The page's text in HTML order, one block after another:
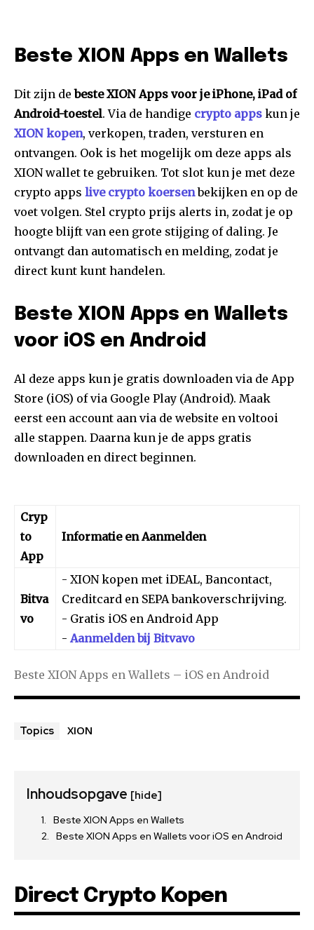
Beste XION Apps en Wallets
Dit zijn debeste XION Apps voor je iPhone, iPad of
Android-toestel. Via de handige crypto apps kun je
XION kopen, verkopen, traden, versturen en
ontvangen. Ook is het mogelijk om deze apps als
XION wallet te gebruiken. Tot slot kun je met deze
crypto apps live crypto koersenbekijken en op de
voet volgen. Stel crypto prijs alerts in, zodat je op
hoogte blijft van een grote stijging of daling. Je
ontvangt dan automatisch en melding, zodat je
direct kunt kunt handelen.
Beste XION Apps en Wallets
voor iOS en Android
Al deze apps kun je gratis downloaden via de App
Store (iOS) of via Google Play (Android). Maak
eerst een account aan via de website en voltooi
alle stappen. Daarna kun je de apps gratis
downloaden en direct beginnen.
Cryp
to
App
Informatie en Aanmelden
Bitva
vo
- XION kopen met iDEAL, Bancontact,
Creditcard en SEPA bankoverschrijving.
- Gratis iOS en Android App
- Aanmelden bij Bitvavo
Beste XION Apps en Wallets – iOS en Android
Topics XION
Inhoudsopgave [hide]
Beste XION Apps en Wallets
Beste XION Apps en Wallets voor iOS en Android
Direct Crypto Kopen